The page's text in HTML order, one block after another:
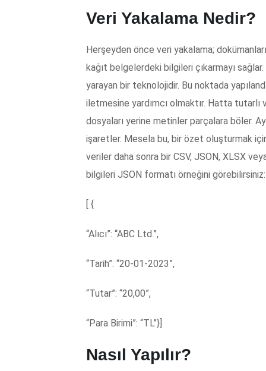
Veri Yakalama Nedir?
Herşeyden önce veri yakalama;
kağıt belgelerdeki bilgileri çıkarmayı
yarayan bir teknolojidir. Bu noktada
iletmesine yardımcı olmaktır. Hatta
dosyaları yerine metinler parçalara böler.
işaretler. Mesela bu, bir özet oluşturmak
veriler daha sonra bir CSV, JSON, XLSX
bilgileri JSON formatı örneğini
[ {
“Alıcı”: “ABC Ltd.”,
“Tarih”: “20-01-2023”,
“Tutar”: “20,00”,
“Para Birimi”: “TL”}]
Nasıl Yapılır?